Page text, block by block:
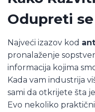
Odupreti
Najveći izazov kod
pronalaženje
informacija kojima
Kada vam industrija
sami da otkrijete šta
Evo nekoliko